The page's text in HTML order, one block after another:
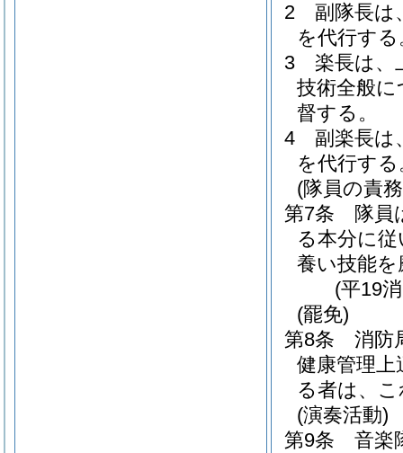
2
副隊長は
を代行する
3
楽長は、
技術全般
督する。
4
副楽長は
を代行する
(隊員の責
第7条
隊員
る本分に
養い技能
(平19
(罷免)
第8条
消防
健康管理
る者は、
(演奏活動)
第9条
音楽